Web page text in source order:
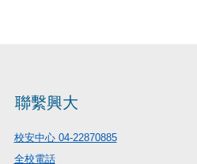
聯繫興大
校安中心 04-22870885
全校電話